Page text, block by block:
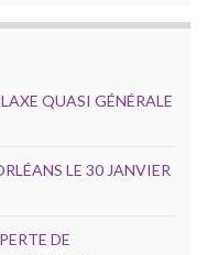
QUASI GÉNÉRALE
LE 30 JANVIER
DE